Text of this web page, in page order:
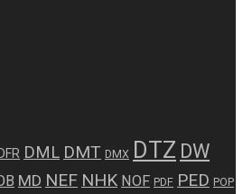
DFR DML DMT DMX DTZ DW
MD NEF NHK NOF PDF PED POP